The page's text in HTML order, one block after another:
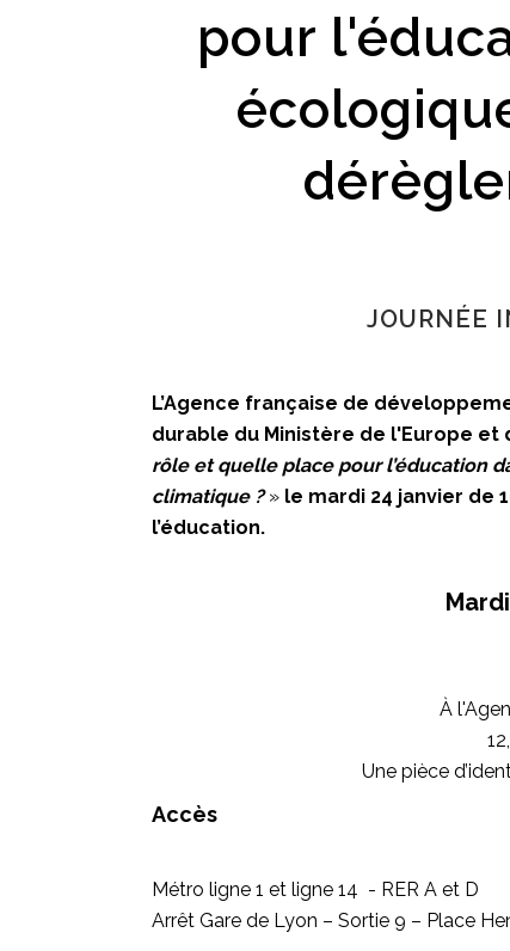
pour
JOURNÉE
L’Agence française de
durable du Ministère de l'Europe
rôle et quelle place pour l’éducation
climatique ?» le mardi 24 janvier de
l’éducation.
À
Une pièce
Accès
Métro ligne 1 et ligne 14 - RER A et D
Arrêt Gare de Lyon – Sortie 9 – Place